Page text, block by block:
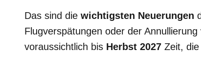
Das sind die wichtigsten Neuerungen
Flugverspätungen oder der
voraussichtlich bis Herbst 2027 Zeit,